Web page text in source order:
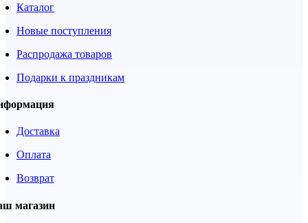
Каталог
Новые поступления
Распродажа товаров
Подарки к праздникам
Доставка
Оплата
Возврат
магазин